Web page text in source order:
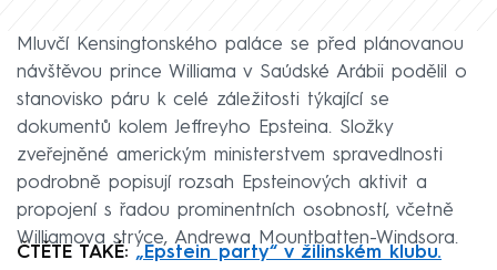
Mluvčí Kensingtonského paláce se před plánovanou
návštěvou prince Williama v Saúdské Arábii podělil o
stanovisko páru k celé záležitosti týkající se
dokumentů kolem Jeffreyho Epsteina. Složky
zveřejněné americkým ministerstvem spravedlnosti
podrobně popisují rozsah Epsteinových aktivit a
propojení s řadou prominentních osobností, včetně
Williamova strýce, Andrewa Mountbatten-Windsora.
ČTĚTE TAKÉ: „Epstein party“ v žilinském klubu.